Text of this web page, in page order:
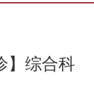
】综合科